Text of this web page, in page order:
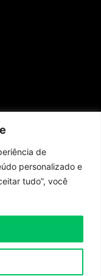
de
personalizado e
tudo”, você
Jesus Cristo!